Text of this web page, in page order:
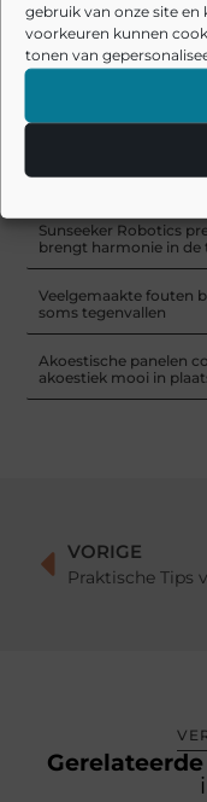
gebruik van onze site
voorkeuren kunnen
tonen van
De kunst van stijlvolle
Laminaat en pvc
Tapijtreiniger
Sunseeker Robotics
brengt harmonie in de
Veelgemaakte fouten
soms tegenvallen
Akoestische panelen
akoestiek mooi in
VORIGE